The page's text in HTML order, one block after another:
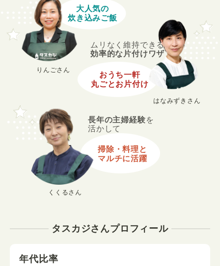
くくるさん
長年の主婦経験を
活かして
掃除・料理と
マルチに活躍
りんごさん
大人気の
炊き込みご飯
はなみずきさん
ムリなく維持できる
効率的な片付けワザ
おうち一軒
丸ごとお片付け
タスカジさんプロフィール
年代比率